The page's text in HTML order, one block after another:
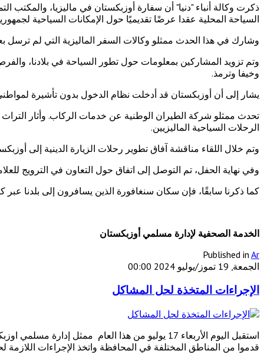
ذكرت وكالة أنباء "دنيا" أن سفارة أوزبكستان في ماليزيا، والمكتب
السياحة المحلية عقدا عرضًا تقديميًا حول الإمكانات السياحية
وشارك في هذا الحدث ممثلو وكالات السفر الماليزية التي لم
وتم تزويد المشاركين بمعلومات حول تطور السياحة في بلادنا،
وخيفا وترمذ.
يشار إلى أن أوزبكستان قد أدخلت نظام الدخول بدون تأشيرة لمواطني أكثر من 90 دولة أجنبية، بما في ذلك ماليزيا. وأطلقت "الخطوط الجوية الأوزبكية" رحلات
تحدث ممثلو شركة الطيران الوطنية عن خدمات الركاب. وأثار التراث
الرحلات السياحية الماليزيين.
وتم خلال اللقاء مناقشة آفاق تطوير رحلات الزيارة الدينية إلى
وفي نهاية الحفل، تم التوصل إلى اتفاق حول التعاون في الترويج
كما ذكرنا سابقًا، فإن سكان سنغافورة الذين يسافرون إلى بلدنا عبر
الخدمة الصحفية لإدارة مسلمي أوزبكستان
Published in Ar
الجمعة, 19 تموز/يوليو 2024 00:00
الإجراءات المتخذة لحل المشاكل
استقبل اليوم الأربعاء 17 يوليو من هذا العام
قدموا من المناطق المختلفة في المحافظة واتخذ الإجراءات